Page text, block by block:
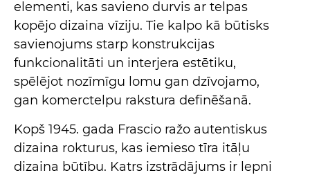
elementi, kas savieno durvis ar telpas
kopējo dizaina vīziju. Tie kalpo kā būtisks
savienojums starp konstrukcijas
funkcionalitāti un interjera estētiku,
spēlējot nozīmīgu lomu gan dzīvojamo,
gan komerctelpu rakstura definēšanā.
Kopš 1945. gada Frascio ražo autentiskus
dizaina rokturus, kas iemieso tīra itāļu
dizaina būtību. Katrs izstrādājums ir lepni